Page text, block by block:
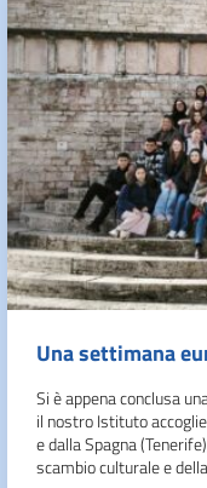
Una settimana
Si è appena conclusa
il nostro Istituto
e dalla Spagna
scambio culturale e